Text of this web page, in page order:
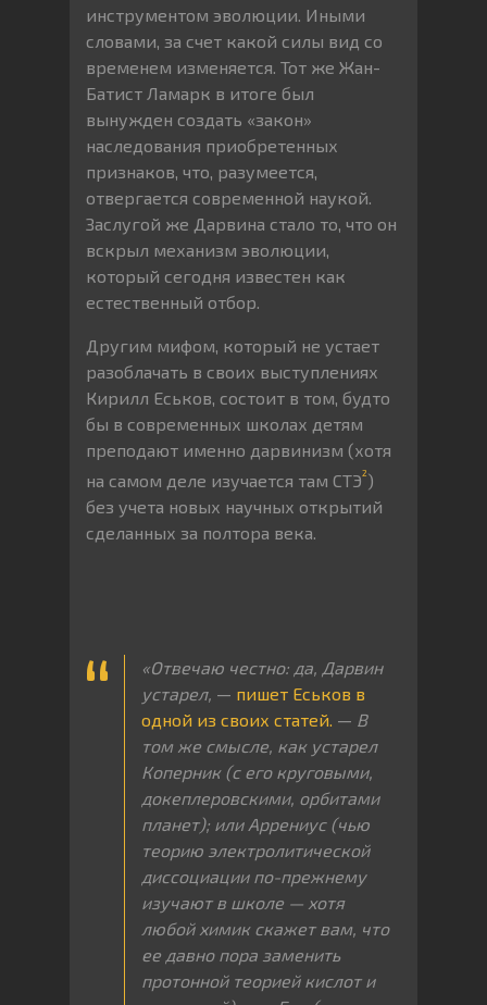
инструментом эволюции. Иными
словами, за счет какой силы вид со
временем изменяется. Тот же Жан-
Батист Ламарк в итоге был
вынужден создать «закон»
наследования приобретенных
признаков, что, разумеется,
отвергается современной наукой.
Заслугой же Дарвина стало то, что он
вскрыл механизм эволюции,
который сегодня известен как
естественный отбор.
Другим мифом, который не устает
разоблачать в своих выступлениях
Кирилл Еськов, состоит в том, будто
бы в современных школах детям
преподают именно дарвинизм (хотя
на самом деле изучается там СТЭ2 )
без учета новых научных открытий
сделанных за полтора века.
«Отвечаю честно: да, Дарвин
устарел, — пишет Еськов в
одной из своих статей. — В
том же смысле, как устарел
Коперник (с его круговыми,
докеплеровскими, орбитами
планет); или Аррениус (чью
теорию электролитической
диссоциации по-прежнему
изучают в школе — хотя
любой химик скажет вам, что
ее давно пора заменить
протонной теорией кислот и